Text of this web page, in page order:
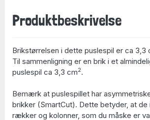
Produktbeskrivelse
Brikstørrelsen i dette puslespil er ca 3,3
Til sammenligning er en brik i et
puslespil ca 3,3 cm2.
Bemærk at puslespillet har
brikker (SmartCut). Dette betyder, at de
rækker og kolonner, som du måske er